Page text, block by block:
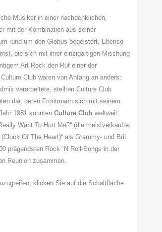
Musiker in einer nachdenklichen,
mit der Kombination aus seiner
rund um den Globus begeistert. Ebenso
die sich mit ihrer einzigartigen Mischung
Art Rock den Ruf einer der
Club waren von Anfang an anders:
verarbeitete, stellten Culture Club
dar, deren Frontmann sich mit seinem
1981 konnten Culture Club weltweit
Want To Hurt Me?“ (die meistverkaufte
Of The Heart)“ als Grammy- und Brit
prägendsten Rock `N Roll-Songs in der
Reunion zusammen.
klicken Sie auf die Schaltfläche